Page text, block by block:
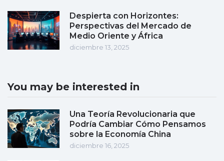
Despierta con Horizontes:
Perspectivas del Mercado de
Medio Oriente y África
diciembre 13, 2025
You may be interested in
Una Teoría Revolucionaria que
Podría Cambiar Cómo Pensamos
sobre la Economía China
diciembre 16, 2025